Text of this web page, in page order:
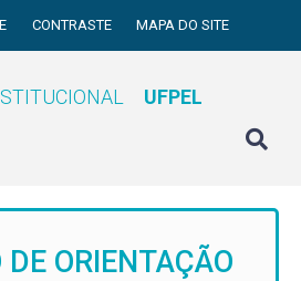
CONTRASTE MAPA DO SITE
UFPEL
ORIENTAÇÃO